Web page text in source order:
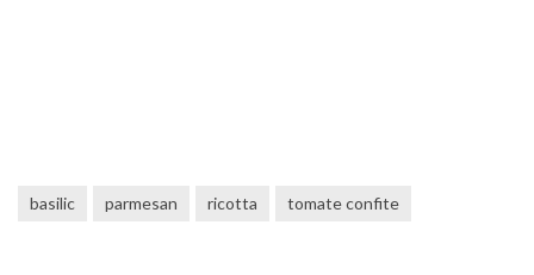
basilic parmesan ricotta tomate confite